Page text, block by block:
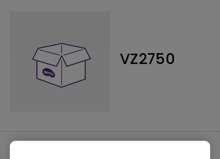
VZ2750
Kullanım Kılavuzu